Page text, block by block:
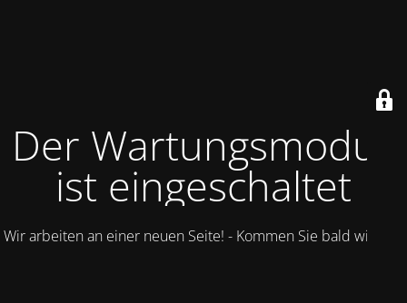
Der Wartungsmodus
ist eingeschaltet
Wir arbeiten an einer neuen Seite! - Kommen Sie bald wieder.